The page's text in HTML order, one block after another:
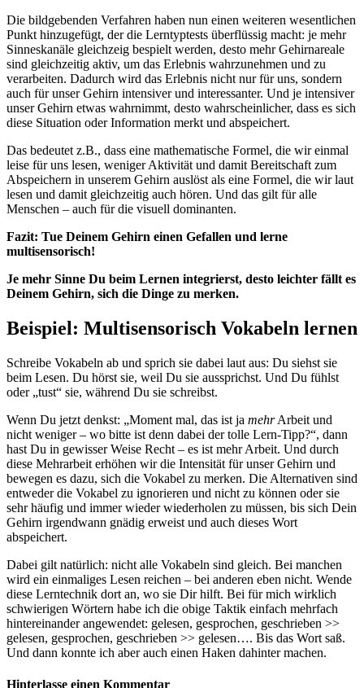
Die bildgebenden Verfahren haben nun einen weiteren wesentlichen
Punkt hinzugefügt, der die Lerntyptests überflüssig macht: je mehr
Sinneskanäle gleichzeig bespielt werden, desto mehr Gehirnareale
sind gleichzeitig aktiv, um das Erlebnis wahrzunehmen und zu
verarbeiten. Dadurch wird das Erlebnis nicht nur für uns, sondern
auch für unser Gehirn intensiver und interessanter. Und je intensiver
unser Gehirn etwas wahrnimmt, desto wahrscheinlicher, dass es sich
diese Situation oder Information merkt und abspeichert.
Das bedeutet z.B., dass eine mathematische Formel, die wir einmal
leise für uns lesen, weniger Aktivität und damit Bereitschaft zum
Abspeichern in unserem Gehirn auslöst als eine Formel, die wir laut
lesen und damit gleichzeitig auch hören. Und das gilt für alle
Menschen – auch für die visuell dominanten.
Fazit: Tue Deinem Gehirn einen Gefallen und lerne
multisensorisch!
Je mehr Sinne Du beim Lernen integrierst, desto leichter fällt es
Deinem Gehirn, sich die Dinge zu merken.
Beispiel: Multisensorisch Vokabeln lernen
Schreibe Vokabeln ab und sprich sie dabei laut aus: Du siehst sie
beim Lesen. Du hörst sie, weil Du sie aussprichst. Und Du fühlst
oder „tust“ sie, während Du sie schreibst.
Wenn Du jetzt denkst: „Moment mal, das ist ja mehrArbeit und
nicht weniger – wo bitte ist denn dabei der tolle Lern-Tipp?“, dann
hast Du in gewisser Weise Recht – es ist mehr Arbeit. Und durch
diese Mehrarbeit erhöhen wir die Intensität für unser Gehirn und
bewegen es dazu, sich die Vokabel zu merken. Die Alternativen sind
entweder die Vokabel zu ignorieren und nicht zu können oder sie
sehr häufig und immer wieder wiederholen zu müssen, bis sich Dein
Gehirn irgendwann gnädig erweist und auch dieses Wort
abspeichert.
Dabei gilt natürlich: nicht alle Vokabeln sind gleich. Bei manchen
wird ein einmaliges Lesen reichen – bei anderen eben nicht. Wende
diese Lerntechnik dort an, wo sie Dir hilft. Bei für mich wirklich
schwierigen Wörtern habe ich die obige Taktik einfach mehrfach
hintereinander angewendet: gelesen, gesprochen, geschrieben >>
gelesen, gesprochen, geschrieben >> gelesen…. Bis das Wort saß.
Und dann konnte ich aber auch einen Haken dahinter machen.
Hinterlasse einen Kommentar